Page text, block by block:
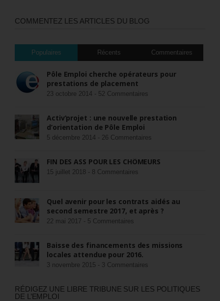
COMMENTEZ LES ARTICLES DU BLOG
Populaires Récents Commentaires
Pôle Emploi cherche opérateurs pour
prestations de placement
23 octobre 2014 - 52 Commentaires
Activ’projet : une nouvelle prestation
d’orientation de Pôle Emploi
5 décembre 2014 - 26 Commentaires
FIN DES ASS POUR LES CHÔMEURS
15 juillet 2018 - 8 Commentaires
Quel avenir pour les contrats aidés au
second semestre 2017, et après ?
22 mai 2017 - 5 Commentaires
Baisse des financements des missions
locales attendue pour 2016.
3 novembre 2015 - 3 Commentaires
RÉDIGEZ UNE LIBRE TRIBUNE SUR LES POLITIQUES
DE L’EMPLOI